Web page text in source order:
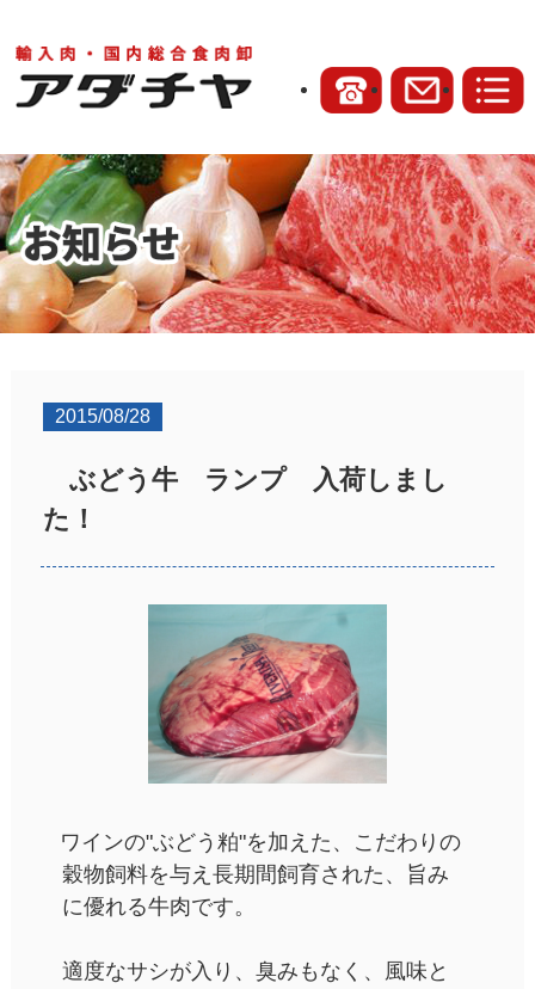
2015/08/28
ぶどう牛 ランプ 入荷しまし
た！
ワインの"ぶどう粕"を加えた、こだわりの
穀物飼料を与え長期間飼育された、旨み
に優れる牛肉です。
適度なサシが入り、臭みもなく、風味と